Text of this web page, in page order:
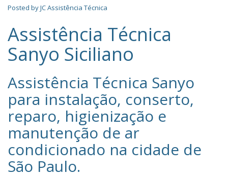
Posted byJC Assistência Técnica
Assistência Técnica
Sanyo Siciliano
Assistência Técnica Sanyo‎
para instalação, conserto,
reparo, higienização e
manutenção de ar
condicionado na cidade de
São Paulo.